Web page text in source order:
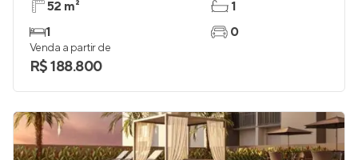
52 m²
1
1
0
Venda a partir de
R$ 188.800